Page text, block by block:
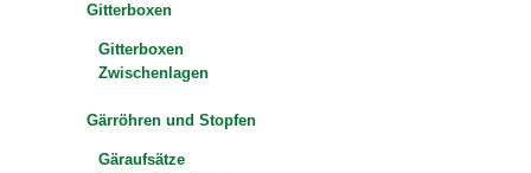
Gitterboxen
Gitterboxen
Zwischenlagen
Gärröhren und Stopfen
Gäraufsätze